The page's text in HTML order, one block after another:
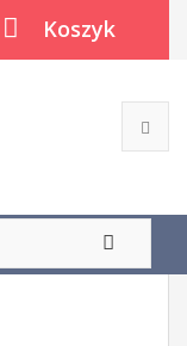
Koszyk